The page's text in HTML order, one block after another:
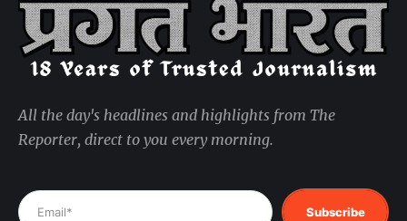
All the day's headlines and highlights from The
Reporter, direct to you every morning.
Subscribe